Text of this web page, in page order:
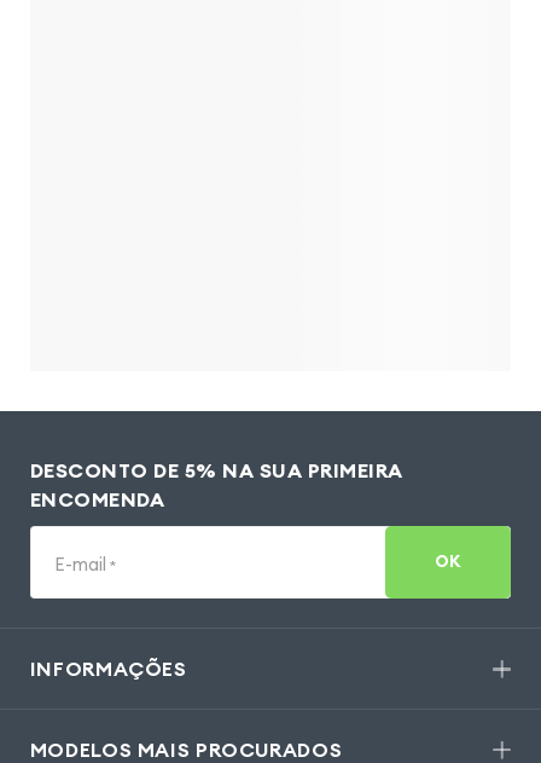
DESCONTO DE 5% NA SUA PRIMEIRA
ENCOMENDA
E-mail * OK
INFORMAÇÕES
MODELOS MAIS PROCURADOS